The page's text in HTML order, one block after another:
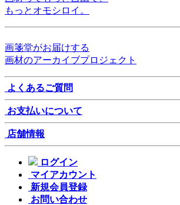
もっとオモシロイ。
画箋堂がお届けする
画材のアーカイブプロジェクト
よくあるご質問
お支払いについて
店舗情報
ログイン
マイアカウント
新規会員登録
お問い合わせ